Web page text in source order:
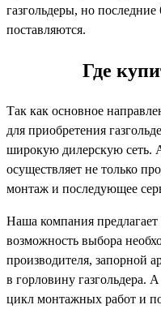
газгольдеры, но
поставляются.
Где
Так как основное
для приобретения
широкую дилерскую сеть.
осуществляет не только
монтаж и последующее
Наша компания
возможность выбора
производителя, запорной
в горловину газгольдера.
цикл монтажных работ и